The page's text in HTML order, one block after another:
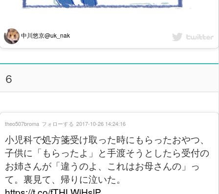
中川悠京@uk_nak
６
小児科で処方箋受け取った時にもらったおやつ、
子供に「もらったよ」と手渡そうとしたら受付の
お姉さんが「違うのよ、これはお母さんの」っ
て。裏見て、帰りに泣いた。
theo507broma フォローする 2017-10-26 14:24:16